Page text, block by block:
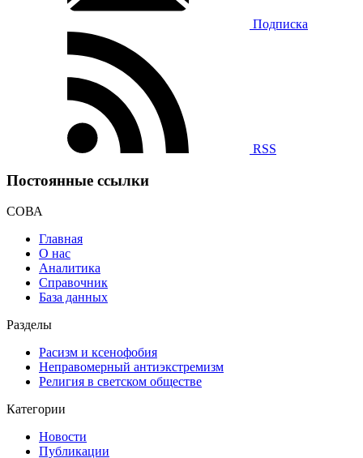
Подписка
RSS
Постоянные ссылки
СОВА
Главная
О нас
Аналитика
Справочник
База данных
Разделы
Расизм и ксенофобия
Неправомерный антиэкстремизм
Религия в светском обществе
Категории
Новости
Публикации